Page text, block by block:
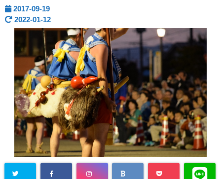
2017-09-19
2022-01-12